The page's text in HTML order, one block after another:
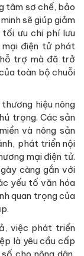
tâm sơ chế, bảo
sẽ giúp giảm
ưu chi phí lưu
mại điện tử phát
trợ mà đã trở
toàn bộ chuỗi
hiệu nông
trọng. Các sản
và nông sản
phát triển nội
mại điện tử.
càng gắn với
yếu tố văn hóa
quan trọng của
việc phát triển
là yêu cầu cấp